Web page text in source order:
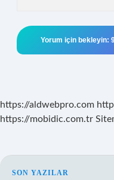
https://aldwebpro.com
https://mobidic.com.tr
SON YAZILAR